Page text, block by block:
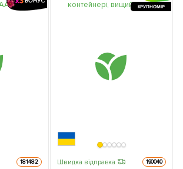
181482
КРУПНОМІР
Швидка відправка 190040